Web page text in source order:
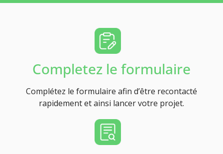
Completez le formulaire
Complétez le formulaire afin d’être recontacté
rapidement et ainsi lancer votre projet.